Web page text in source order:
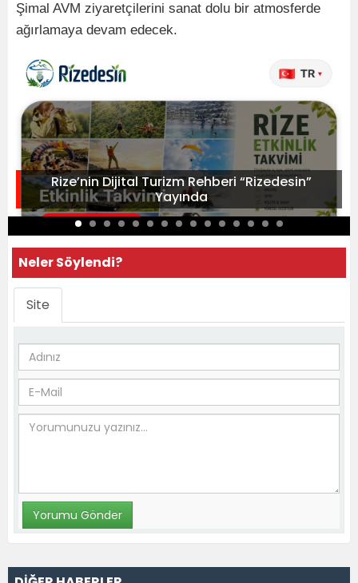
Şimal AVM ziyaretçilerini sanat dolu bir atmosferde
ağırlamaya devam edecek.
Rize’nin Dijital Turizm Rehberi “Rizedesin”
Yayında
Neler Söylendi?
Site